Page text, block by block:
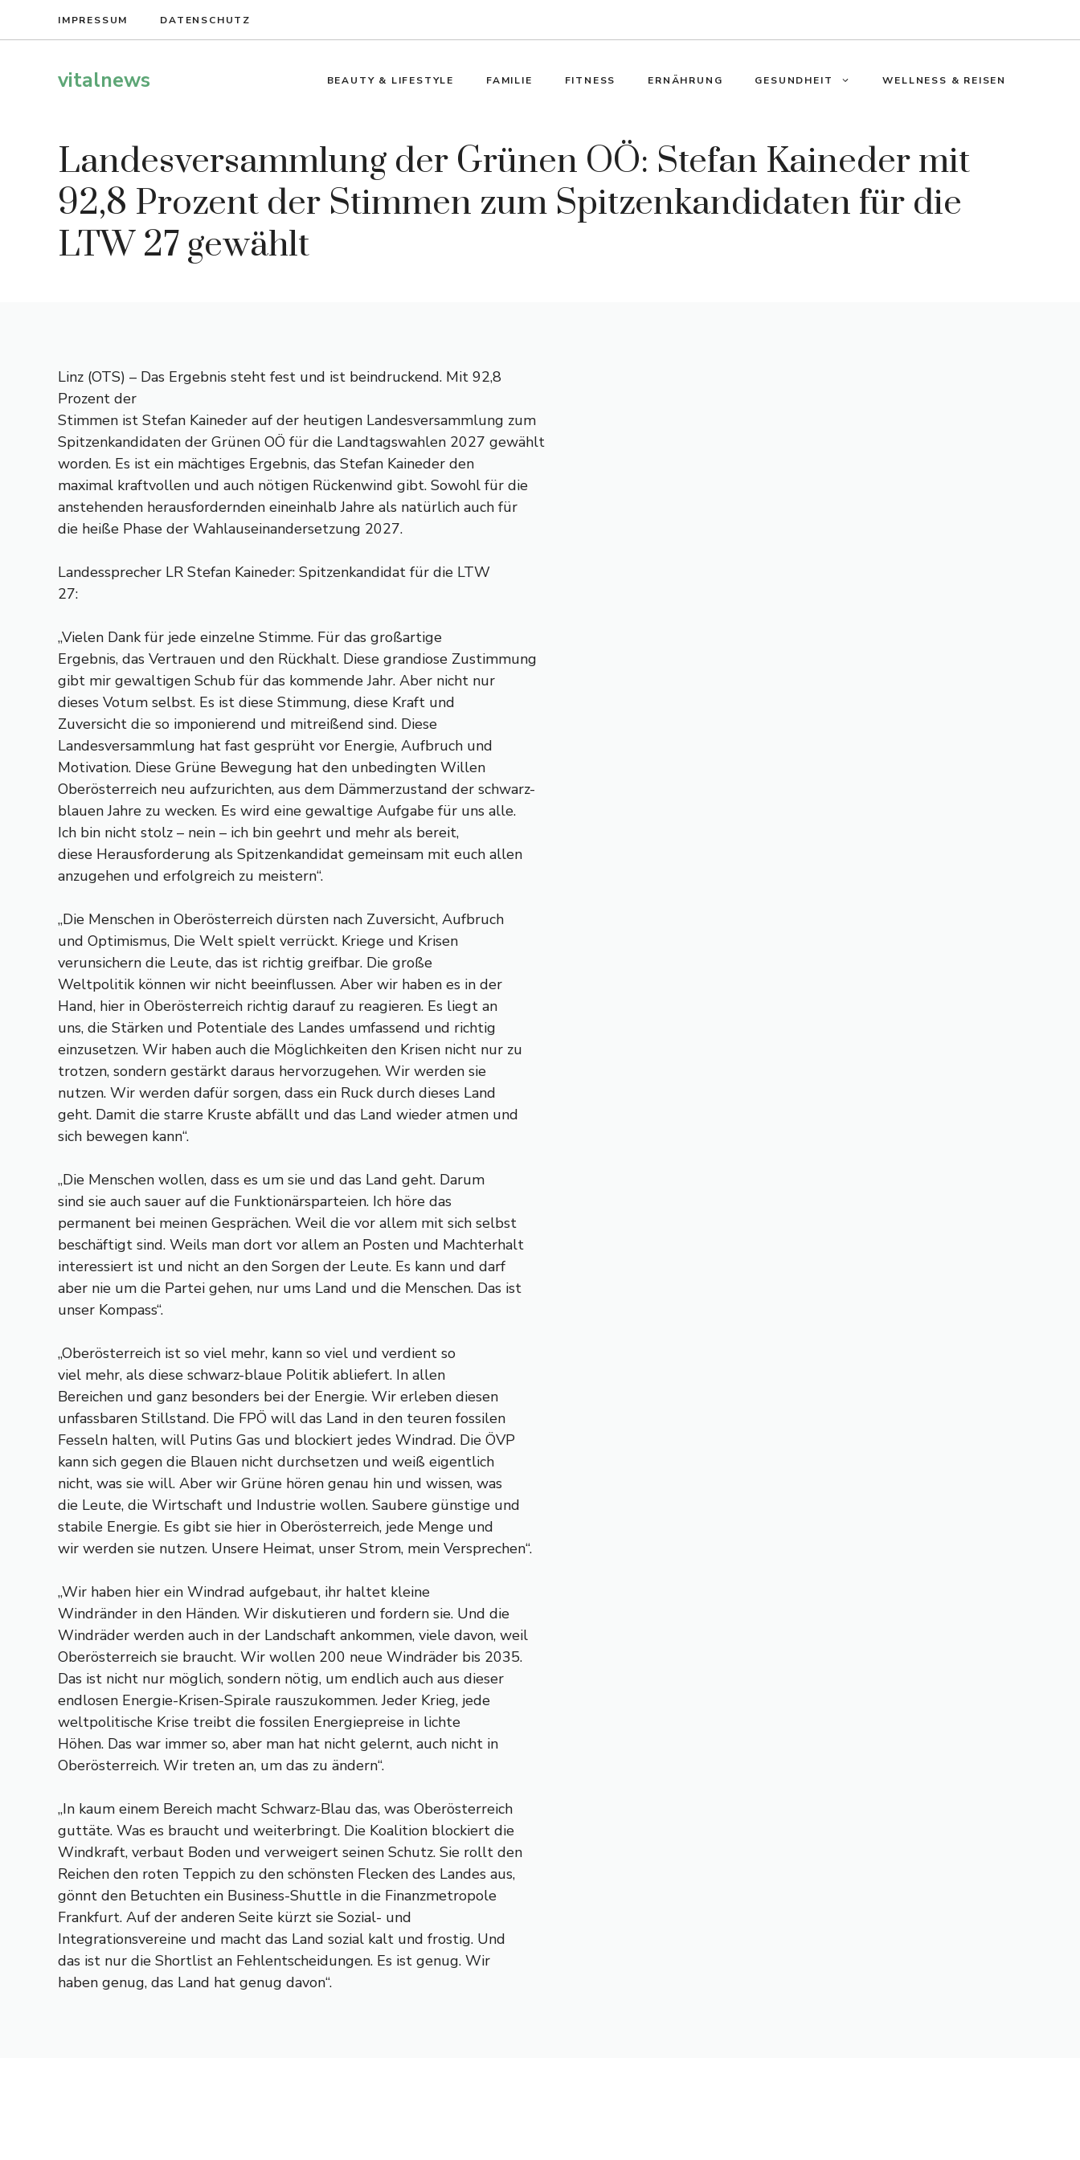
IMPRESSUM DATENSCHUTZ
vitalnews BEAUTY & LIFESTYLE FAMILIE FITNESS ERNÄHRUNG GESUNDHEIT WELLNESS & REISEN
Landesversammlung der Grünen OÖ: Stefan Kaineder mit
92,8 Prozent der Stimmen zum Spitzenkandidaten für die
LTW 27 gewählt
Linz (OTS) – Das Ergebnis steht fest und ist beindruckend. Mit 92,8
Prozent der
Stimmen ist Stefan Kaineder auf der heutigen Landesversammlung zum
Spitzenkandidaten der Grünen OÖ für die Landtagswahlen 2027 gewählt
worden. Es ist ein mächtiges Ergebnis, das Stefan Kaineder den
maximal kraftvollen und auch nötigen Rückenwind gibt. Sowohl für die
anstehenden herausfordernden eineinhalb Jahre als natürlich auch für
die heiße Phase der Wahlauseinandersetzung 2027.
Landessprecher LR Stefan Kaineder: Spitzenkandidat für die LTW
27:
„Vielen Dank für jede einzelne Stimme. Für das großartige
Ergebnis, das Vertrauen und den Rückhalt. Diese grandiose Zustimmung
gibt mir gewaltigen Schub für das kommende Jahr. Aber nicht nur
dieses Votum selbst. Es ist diese Stimmung, diese Kraft und
Zuversicht die so imponierend und mitreißend sind. Diese
Landesversammlung hat fast gesprüht vor Energie, Aufbruch und
Motivation. Diese Grüne Bewegung hat den unbedingten Willen
Oberösterreich neu aufzurichten, aus dem Dämmerzustand der schwarz-
blauen Jahre zu wecken. Es wird eine gewaltige Aufgabe für uns alle.
Ich bin nicht stolz – nein – ich bin geehrt und mehr als bereit,
diese Herausforderung als Spitzenkandidat gemeinsam mit euch allen
anzugehen und erfolgreich zu meistern“.
„Die Menschen in Oberösterreich dürsten nach Zuversicht, Aufbruch
und Optimismus, Die Welt spielt verrückt. Kriege und Krisen
verunsichern die Leute, das ist richtig greifbar. Die große
Weltpolitik können wir nicht beeinflussen. Aber wir haben es in der
Hand, hier in Oberösterreich richtig darauf zu reagieren. Es liegt an
uns, die Stärken und Potentiale des Landes umfassend und richtig
einzusetzen. Wir haben auch die Möglichkeiten den Krisen nicht nur zu
trotzen, sondern gestärkt daraus hervorzugehen. Wir werden sie
nutzen. Wir werden dafür sorgen, dass ein Ruck durch dieses Land
geht. Damit die starre Kruste abfällt und das Land wieder atmen und
sich bewegen kann“.
„Die Menschen wollen, dass es um sie und das Land geht. Darum
sind sie auch sauer auf die Funktionärsparteien. Ich höre das
permanent bei meinen Gesprächen. Weil die vor allem mit sich selbst
beschäftigt sind. Weils man dort vor allem an Posten und Machterhalt
interessiert ist und nicht an den Sorgen der Leute. Es kann und darf
aber nie um die Partei gehen, nur ums Land und die Menschen. Das ist
unser Kompass“.
„Oberösterreich ist so viel mehr, kann so viel und verdient so
viel mehr, als diese schwarz-blaue Politik abliefert. In allen
Bereichen und ganz besonders bei der Energie. Wir erleben diesen
unfassbaren Stillstand. Die FPÖ will das Land in den teuren fossilen
Fesseln halten, will Putins Gas und blockiert jedes Windrad. Die ÖVP
kann sich gegen die Blauen nicht durchsetzen und weiß eigentlich
nicht, was sie will. Aber wir Grüne hören genau hin und wissen, was
die Leute, die Wirtschaft und Industrie wollen. Saubere günstige und
stabile Energie. Es gibt sie hier in Oberösterreich, jede Menge und
wir werden sie nutzen. Unsere Heimat, unser Strom, mein Versprechen“.
„Wir haben hier ein Windrad aufgebaut, ihr haltet kleine
Windränder in den Händen. Wir diskutieren und fordern sie. Und die
Windräder werden auch in der Landschaft ankommen, viele davon, weil
Oberösterreich sie braucht. Wir wollen 200 neue Windräder bis 2035.
Das ist nicht nur möglich, sondern nötig, um endlich auch aus dieser
endlosen Energie-Krisen-Spirale rauszukommen. Jeder Krieg, jede
weltpolitische Krise treibt die fossilen Energiepreise in lichte
Höhen. Das war immer so, aber man hat nicht gelernt, auch nicht in
Oberösterreich. Wir treten an, um das zu ändern“.
„In kaum einem Bereich macht Schwarz-Blau das, was Oberösterreich
guttäte. Was es braucht und weiterbringt. Die Koalition blockiert die
Windkraft, verbaut Boden und verweigert seinen Schutz. Sie rollt den
Reichen den roten Teppich zu den schönsten Flecken des Landes aus,
gönnt den Betuchten ein Business-Shuttle in die Finanzmetropole
Frankfurt. Auf der anderen Seite kürzt sie Sozial- und
Integrationsvereine und macht das Land sozial kalt und frostig. Und
das ist nur die Shortlist an Fehlentscheidungen. Es ist genug. Wir
haben genug, das Land hat genug davon“.